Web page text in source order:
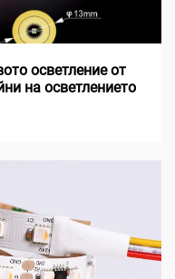
осветление от
на осветлението